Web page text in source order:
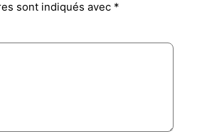
sont indiqués avec *